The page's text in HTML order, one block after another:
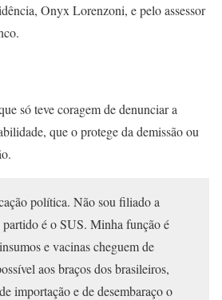
Onyx Lorenzoni, e pelo assessor
só teve coragem de denunciar a
que o protege da demissão ou
política. Não sou filiado a
é o SUS. Minha função é
e vacinas cheguem de
aos braços dos brasileiros,
importação e de desembaraço o